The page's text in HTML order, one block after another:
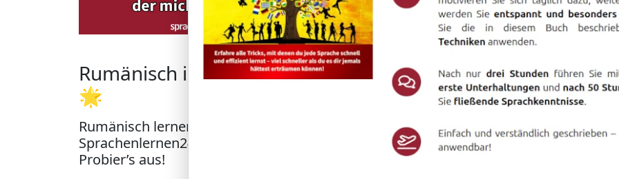
Rumänisch in Rekordzeit – mit nur 17 Minuten pro Tag!
🌟
Rumänisch lernen mit der einzigartigen Langzeitgedächtnis-Lernmethode von
Sprachenlernen24: Lerne Rumänisch, ohne es jemals wieder zu vergessen.
Probier’s aus!